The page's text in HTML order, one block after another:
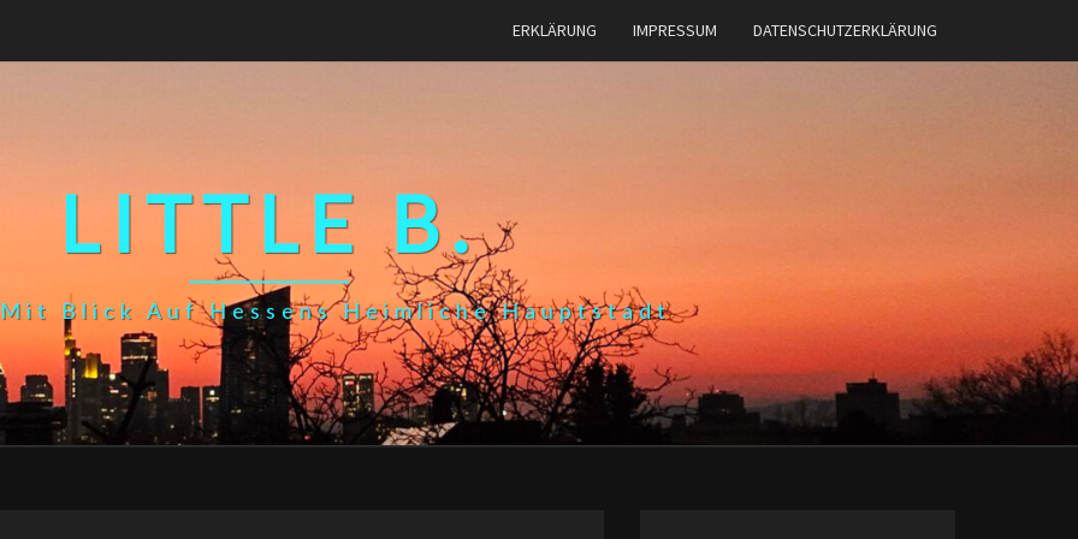
ERKLÄRUNG IMPRESSUM DATENSCHUTZERKLÄRUNG
LITTLE B.
Blick Auf Hessens Heimliche Hauptstadt